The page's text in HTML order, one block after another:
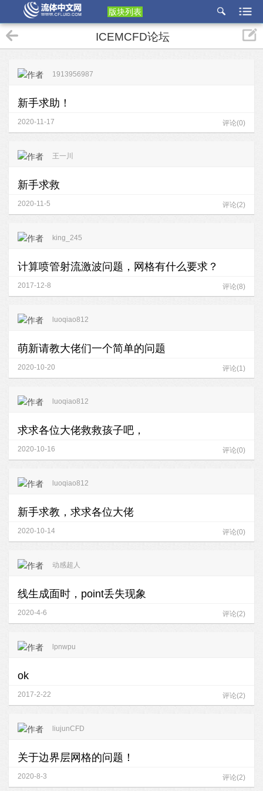
版块列表
etu
p
ICEMCFD论坛
1913956987
新手求助！
2020-11-17 评论(0)
王一川
新手求救
2020-11-5 评论(2)
king_245
计算喷管射流激波问题，网格有什么要求？
2017-12-8 评论(8)
luoqiao812
萌新请教大佬们一个简单的问题
2020-10-20 评论(1)
luoqiao812
求求各位大佬救救孩子吧，
2020-10-16 评论(0)
luoqiao812
新手求教，求求各位大佬
2020-10-14 评论(0)
动感超人
线生成面时，point丢失现象
2020-4-6 评论(2)
lpnwpu
ok
2017-2-22 评论(2)
liujunCFD
关于边界层网格的问题！
2020-8-3 评论(2)